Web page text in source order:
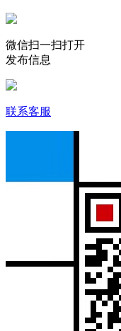
微信扫一扫打开
发布信息
联系客服